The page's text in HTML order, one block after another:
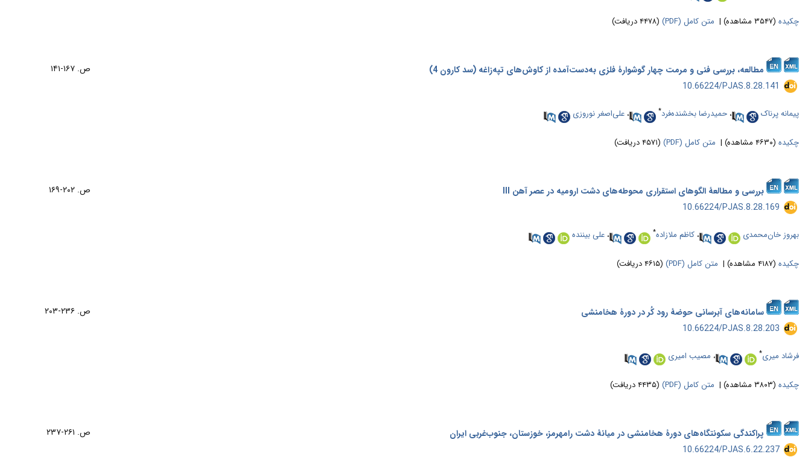
چکیده (۳۵۴۷ مشاهده) | متن کامل (PDF) (۴۴۷۸ دریافت)
مطالعه، بررسی فنی و مرمت چهار گوشوارۀ فلزی به‌دست‌آمده از کاوش‌های تپه‌زاغه (سد کارون 4)
ص. ۱۶۷-۱۴۱
‎ 10.66224/PJAS.8.28.141
پیمانه پرناک ، حمیدرضا بخشنده‌فرد* ، علی‌اصغر نوروزی
چکیده (۴۶۳۰ مشاهده) | متن کامل (PDF) (۴۵۷۱ دریافت)
بررسی و مطالعۀ الگوهای استقراری محوطه‌های دشت ارومیه در عصر آهن III
ص. ۲۰۲-۱۶۹
‎ 10.66224/PJAS.8.28.169
بهروز خان‌محمدی ، کاظم ملازاده* ، علی بیننده
چکیده (۴۱۸۷ مشاهده) | متن کامل (PDF) (۴۶۱۵ دریافت)
سامانه‌های آبرسانی حوضۀ رود کُر در دورۀ هخامنشی
ص. ۲۳۶-۲۰۳
‎ 10.66224/PJAS.8.28.203
فرشاد میری* ، مصیب امیری
چکیده (۳۸۰۳ مشاهده) | متن کامل (PDF) (۴۴۳۵ دریافت)
پراکندگی سکونتگاه‌های دورۀ هخامنشی در میانۀ دشت رامهرمز، خوزستان، جنوب‌غربی ایران
ص. ۲۶۱-۲۳۷
‎ 10.66224/PJAS.6.22.237